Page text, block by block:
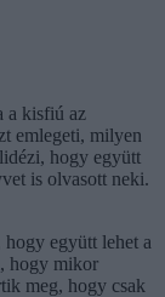
a kisfiú az
emlegeti, milyen
hogy együtt
is olvasott neki.
együtt lehet a
hogy mikor
meg, hogy csak